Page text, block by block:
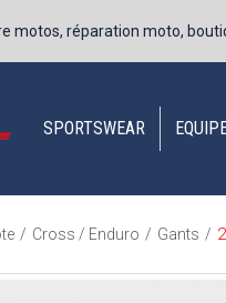
motos, réparation moto,
SPORTSWEAR
/ Cross / Enduro / Gants /